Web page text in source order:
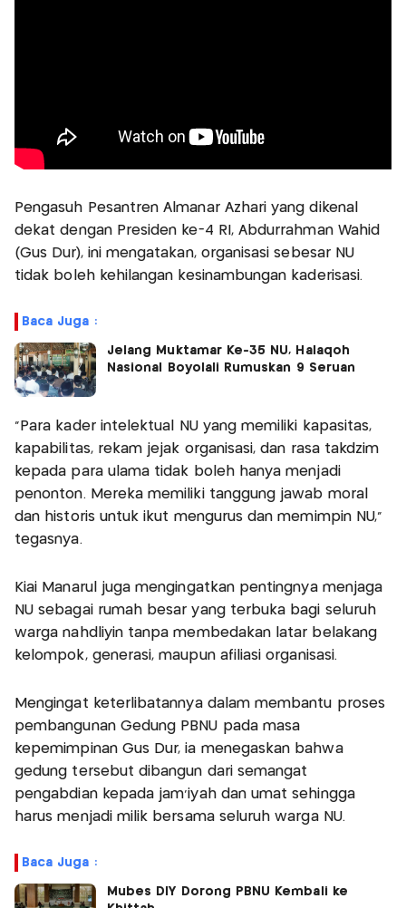
Pengasuh Pesantren Almanar Azhari yang dikenal
dekat dengan Presiden ke-4 RI, Abdurrahman Wahid
(Gus Dur), ini mengatakan, organisasi sebesar NU
tidak boleh kehilangan kesinambungan kaderisasi.
Baca Juga :
Jelang Muktamar Ke-35 NU, Halaqoh
Nasional Boyolali Rumuskan 9 Seruan
"Para kader intelektual NU yang memiliki kapasitas,
kapabilitas, rekam jejak organisasi, dan rasa takdzim
kepada para ulama tidak boleh hanya menjadi
penonton. Mereka memiliki tanggung jawab moral
dan historis untuk ikut mengurus dan memimpin NU,"
tegasnya.
Kiai Manarul juga mengingatkan pentingnya menjaga
NU sebagai rumah besar yang terbuka bagi seluruh
warga nahdliyin tanpa membedakan latar belakang
kelompok, generasi, maupun afiliasi organisasi.
Mengingat keterlibatannya dalam membantu proses
pembangunan Gedung PBNU pada masa
kepemimpinan Gus Dur, ia menegaskan bahwa
gedung tersebut dibangun dari semangat
pengabdian kepada jam'iyah dan umat sehingga
harus menjadi milik bersama seluruh warga NU.
Baca Juga :
Mubes DIY Dorong PBNU Kembali ke